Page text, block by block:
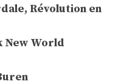
Révolution en
New World